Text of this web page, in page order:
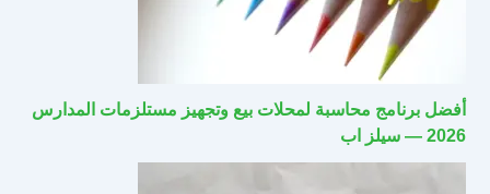
أفضل برنامج محاسبة لمحلات بيع وتجهيز مستلزمات المدارس
2026 — سيلز اب